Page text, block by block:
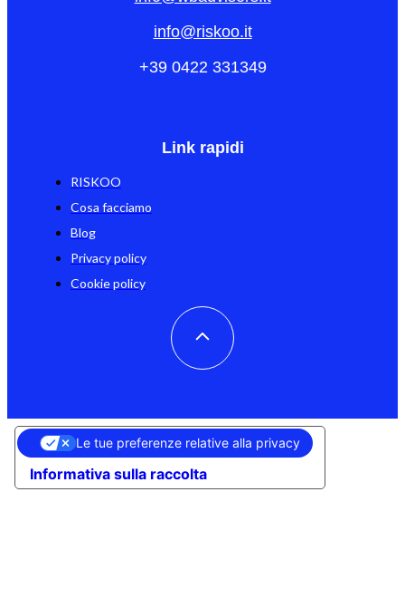
info@riskoo.it
+39 0422 331349
Link rapidi
RISKOO
Cosa facciamo
Blog
Privacy policy
Cookie policy
Informativa sulla raccolta
Le tue preferenze relative alla privacy